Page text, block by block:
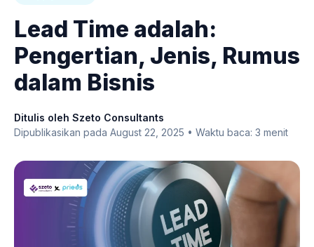
Lead Time adalah:
Pengertian, Jenis, Rumus
dalam Bisnis
Ditulis oleh Szeto Consultants
Dipublikasikan pada August 22, 2025 • Waktu baca: 3 menit